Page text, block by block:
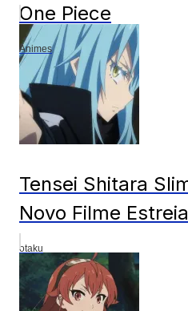
One Piece
Animes
Tensei Shitara
Novo Filme
otaku